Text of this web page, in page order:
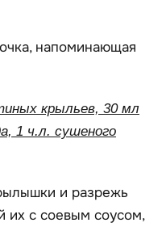
напоминающая
крыльев, 30 мл
1 ч.л. сушеного
и разрежь
их с соевым соусом,